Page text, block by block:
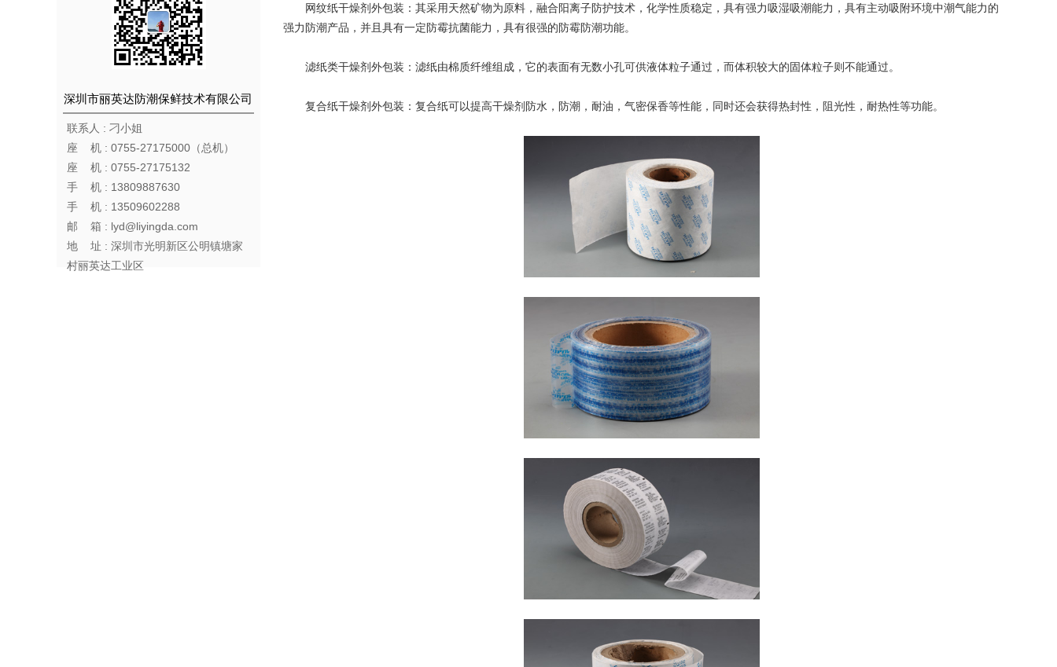
深圳市丽英达防潮保鲜技术有限公司
联系人 : 刁小姐
座 机 : 0755-27175000（总机）
座 机 : 0755-27175132
手 机 : 13809887630
手 机 : 13509602288
邮 箱 : lyd@liyingda.com
地 址 : 深圳市光明新区公明镇塘家
村丽英达工业区
网纹纸干燥剂外包装：其采用天然矿物为原料，融合阳离子防护技术，化学性质稳定，具有强力吸湿吸潮能力，具有主动吸附环境中潮气能力的
强力防潮产品，并且具有一定防霉抗菌能力，具有很强的防霉防潮功能。
滤纸类干燥剂外包装：滤纸由棉质纤维组成，它的表面有无数小孔可供液体粒子通过，而体积较大的固体粒子则不能通过。
复合纸干燥剂外包装：复合纸可以提高干燥剂防水，防潮，耐油，气密保香等性能，同时还会获得热封性，阻光性，耐热性等功能。